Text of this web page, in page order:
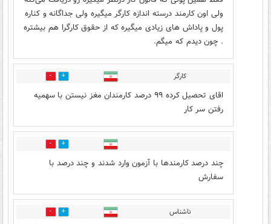
ولی اون کارمند درسته اندازه کارگر میگیره ولی جداگانه و کناره
پول و پاداش های زیادی میگیره که از حقوق کارگرا هم بیشتره
. چون دیدم که میگم.
کارگر 6
اقای تحصیل کرده ۹۹ درصد کارمندان مغز نیستن با سهمیه
رفتن سر کار
5
چند درصد کارمندها با آزمون وارد شدند و چند درصد با
سفارش
ناشناس 6